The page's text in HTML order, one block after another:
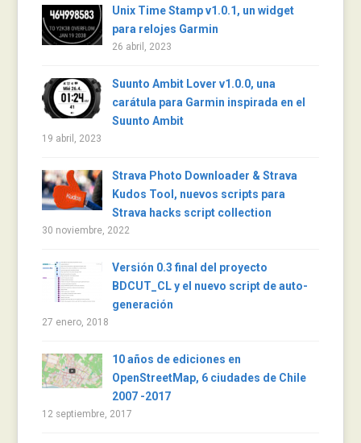
Unix Time Stamp v1.0.1, un widget
para relojes Garmin
26 abril, 2023
Suunto Ambit Lover v1.0.0, una
carátula para Garmin inspirada en el
Suunto Ambit
19 abril, 2023
Strava Photo Downloader & Strava
Kudos Tool, nuevos scripts para
Strava hacks script collection
30 noviembre, 2022
Versión 0.3 final del proyecto
BDCUT_CL y el nuevo script de auto-
generación
27 enero, 2018
10 años de ediciones en
OpenStreetMap, 6 ciudades de Chile
2007 -2017
12 septiembre, 2017